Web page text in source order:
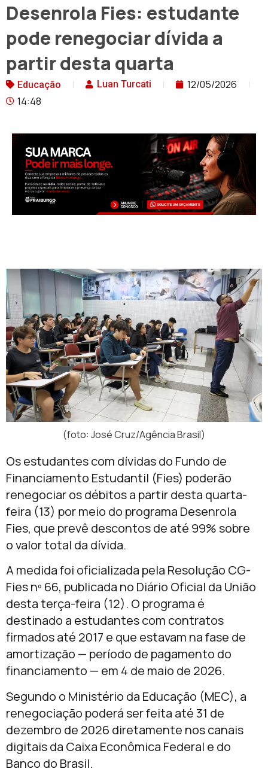
Desenrola Fies: estudante
pode renegociar dívida a
partir desta quarta
Educação Luan Turcati
12/05/2026
14:48
(foto: José Cruz/Agência Brasil)
Os estudantes com dívidas do Fundo de
Financiamento Estudantil (Fies) poderão
renegociar os débitos a partir desta quarta-
feira (13) por meio do programa Desenrola
Fies, que prevê descontos de até 99% sobre
o valor total da dívida.
A medida foi oficializada pela Resolução CG-
Fies nº 66, publicada no Diário Oficial da União
desta terça-feira (12). O programa é
destinado a estudantes com contratos
firmados até 2017 e que estavam na fase de
amortização — período de pagamento do
financiamento — em 4 de maio de 2026.
Segundo o Ministério da Educação (MEC), a
renegociação poderá ser feita até 31 de
dezembro de 2026 diretamente nos canais
digitais da Caixa Econômica Federal e do
Banco do Brasil.